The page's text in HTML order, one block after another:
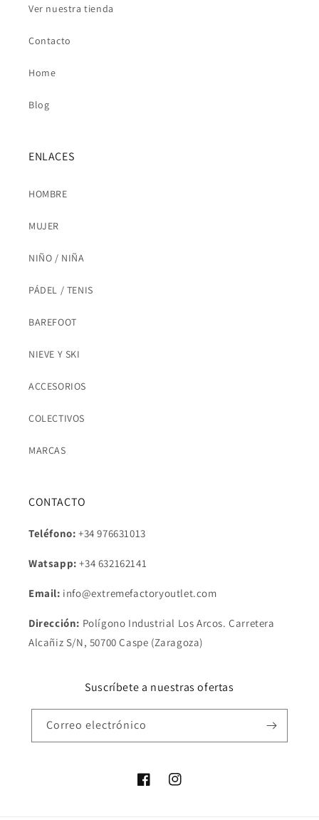
Ver nuestra tienda
Contacto
Home
Blog
ENLACES
HOMBRE
MUJER
NIÑO / NIÑA
PÁDEL / TENIS
BAREFOOT
NIEVE Y SKI
ACCESORIOS
COLECTIVOS
MARCAS
CONTACTO
Teléfono: +34 976631013
Watsapp:+34 632162141
Email: info@extremefactoryoutlet.com
Dirección: Polígono Industrial Los Arcos. Carretera
Alcañiz S/N, 50700 Caspe (Zaragoza)
Suscríbete a nuestras ofertas
Correo electrónico
FacebookInstagram